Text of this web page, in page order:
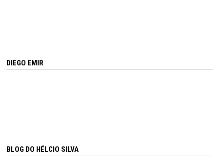
DIEGO EMIR
BLOG DO HÉLCIO SILVA